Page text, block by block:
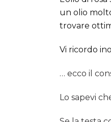
un olio
trovare
Vi ricordo
… ecco il
Lo sapevi